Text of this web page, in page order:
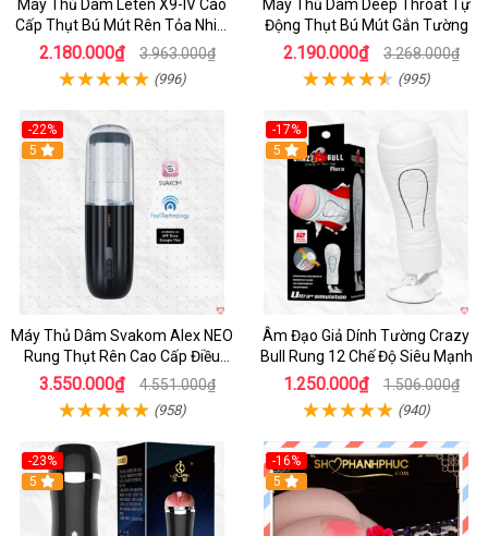
Máy Thủ Dâm Leten X9-IV Cao
Cấp Thụt Bú Mút Rên Tỏa Nhiệt
Sạc Pin
2.180.000₫ 3.963.000₫
(996)
Máy Thủ Dâm Deep Throat Tự
Động Thụt Bú Mút Gắn Tường
2.190.000₫ 3.268.000₫
(995)
-22%
5
Máy Thủ Dâm Svakom Alex NEO
Rung Thụt Rên Cao Cấp Điều
Khiển App
3.550.000₫ 4.551.000₫
(958)
-17%
5
Âm Đạo Giả Dính Tường Crazy
Bull Rung 12 Chế Độ Siêu Mạnh
1.250.000₫ 1.506.000₫
(940)
-23%
5
-16%
5